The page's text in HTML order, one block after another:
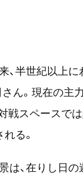
、半世紀以上
ん。現在の主
戦スペースで
る。
、在りし日